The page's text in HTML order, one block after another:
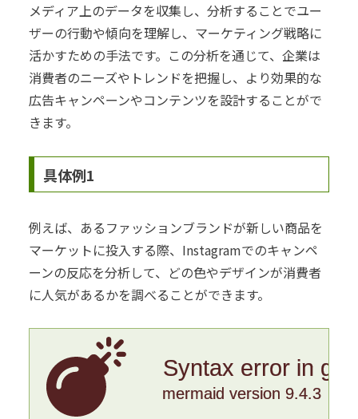
メディア上のデータを収集し、分析することでユー
ザーの行動や傾向を理解し、マーケティング戦略に
活かすための手法です。この分析を通じて、企業は
消費者のニーズやトレンドを把握し、より効果的な
広告キャンペーンやコンテンツを設計することがで
きます。
具体例1
例えば、あるファッションブランドが新しい商品を
マーケットに投入する際、Instagramでのキャンペ
ーンの反応を分析して、どの色やデザインが消費者
に人気があるかを調べることができます。
Syntax error in
mermaid version 9.4.3